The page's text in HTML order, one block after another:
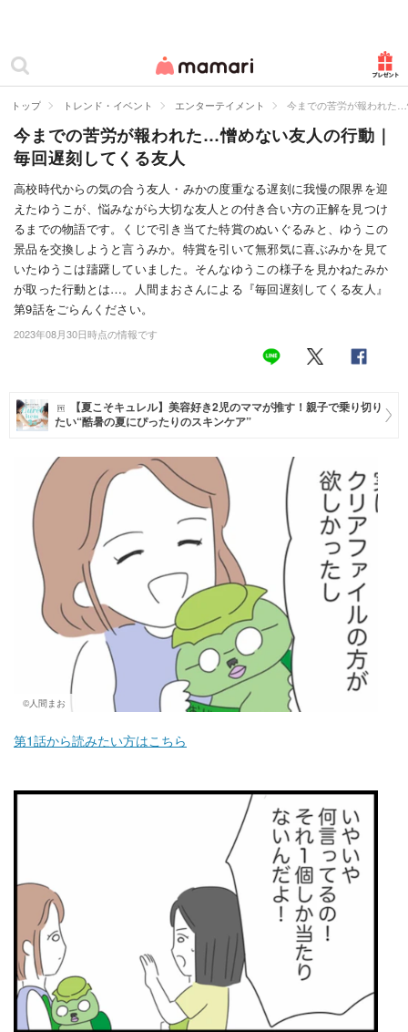
ママリ
カテゴリー一覧
妊娠
出産
赤ちゃん・育児
子育て・家族
病院
住まい
トレンド・イベント
トップ トレンド・イベント エンターテイメント 今までの苦労が報われた
今までの苦労が報われた…憎めない友人の行動｜
毎回遅刻してくる友人
高校時代からの気の合う友人・みかの度重なる遅刻に我慢の限界を迎
えたゆうこが、悩みながら大切な友人との付き合い方の正解を見つけ
るまでの物語です。くじで引き当てた特賞のぬいぐるみと、ゆうこの
景品を交換しようと言うみか。特賞を引いて無邪気に喜ぶみかを見て
いたゆうこは躊躇していました。そんなゆうこの様子を見かねたみか
が取った行動とは…。人間まおさんによる『毎回遅刻してくる友人』
第9話をごらんください。
2023年08月30日時点の情報です
【夏こそキュレル】美容好き2児のママが推す！親子で乗り切り
たい“酷暑の夏にぴったりのスキンケア”
©人間まお
第1話から読みたい方はこちら